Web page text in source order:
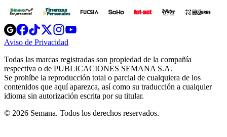
Opens
in
new
Opens
in
new
Opens
in
new
window
Opens
new
windowwindow
Aviso de Privacidad
new
window
Todas las marcas registradas son propiedad de la compañía
respectiva o de PUBLICACIONES SEMANA S.A.
Se prohíbe la reproducción total o parcial de cualquiera de los
contenidos que aquí aparezca, así como su traducción a cualquier
idioma sin autorización escrita por su titular.
© 2026 Semana. Todos los derechos reservados.